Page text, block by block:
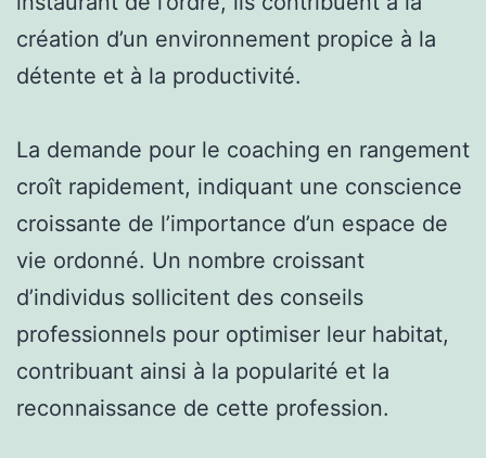
création d’un environnement propice à la
détente et à la productivité.
La demande pour le coaching en rangement
croît rapidement, indiquant une conscience
croissante de l’importance d’un espace de
vie ordonné. Un nombre croissant
d’individus sollicitent des conseils
professionnels pour optimiser leur habitat,
contribuant ainsi à la popularité et la
reconnaissance de cette profession.